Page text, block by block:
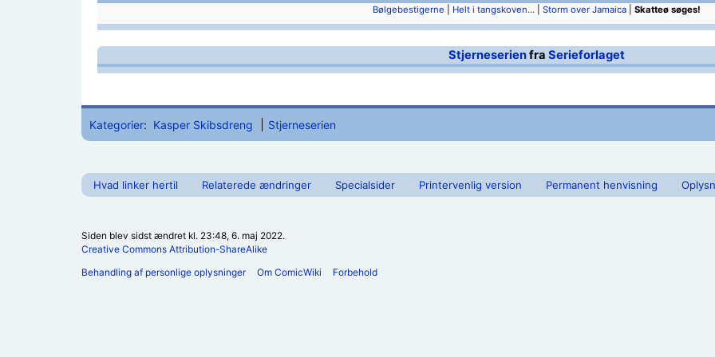
Bølgebestigerne Helt i tangskoven...| Storm over Jamaica| Skatteø søges!
Stjerneserienfra Serieforlaget
Kategorier: Kasper Skibsdreng Stjerneserien
Hvad linker hertil Relaterede ændringer Specialsider Printervenlig version Permanent henvisning
Siden blev sidst ændret kl. 23:48, 6. maj 2022.
Creative Commons Attribution-ShareAlike
Behandling af personlige oplysninger
Om ComicWiki Forbehold